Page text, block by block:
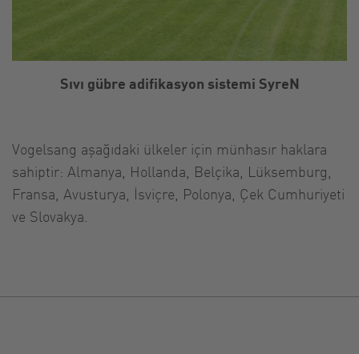
Sıvı gübre adifikasyon sistemi SyreN
Vogelsang aşağıdaki ülkeler için münhasır haklara
sahiptir: Almanya, Hollanda, Belçika, Lüksemburg,
Fransa, Avusturya, İsviçre, Polonya, Çek Cumhuriyeti
ve Slovakya.